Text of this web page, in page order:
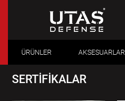
ÜRÜNLER AKSESUARLAR
SERTİFİKALAR